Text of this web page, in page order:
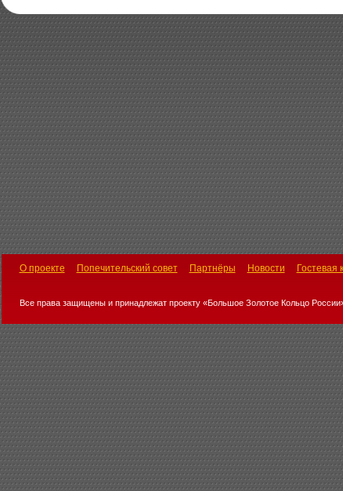
О проекте Попечительский совет Партнёры Новости Гостевая
Все права защищены и принадлежат проекту «Большое Золотое Кольцо